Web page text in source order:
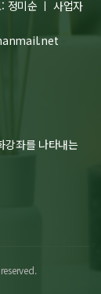
정미순 ㅣ 사업자
강좌를 나타내는